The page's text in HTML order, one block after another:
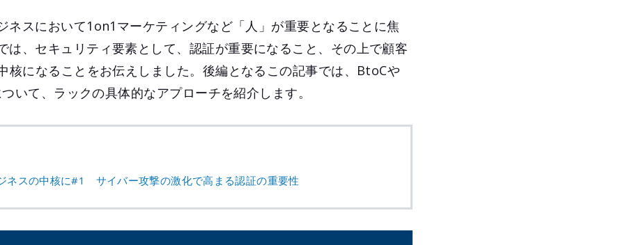
ネスにおいて1on1マーケティングなど「人」が重要となることに焦
は、セキュリティ要素として、認証が重要になること、その上で顧客
核になることをお伝えしました。後編となるこの記事では、BtoCや
いて、ラックの具体的なアプローチを紹介します。
ネスの中核に#1 サイバー攻撃の激化で高まる認証の重要性